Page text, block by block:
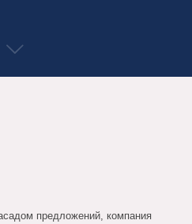
предложений, компания